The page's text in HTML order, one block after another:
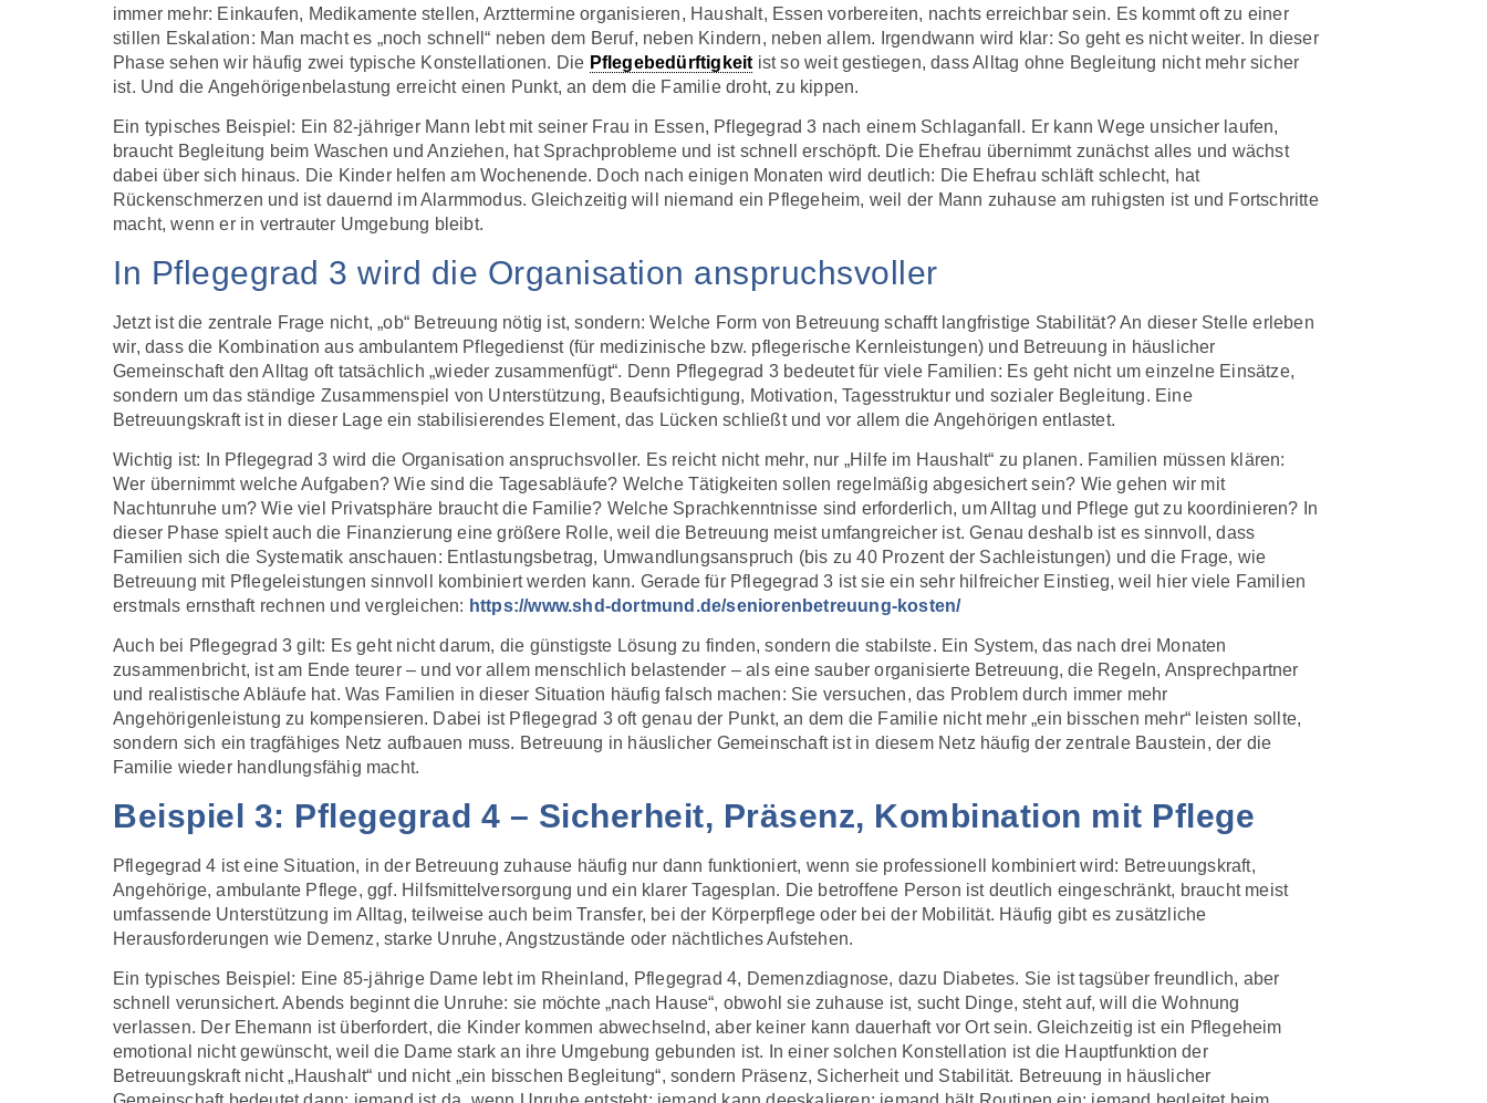
immer mehr: Einkaufen, Medikamente stellen, Arzttermine organisieren, Haushalt, Essen vorbereiten, nachts erreichbar sein. Es kommt oft zu einer
stillen Eskalation: Man macht es „noch schnell“ neben dem Beruf, neben Kindern, neben allem. Irgendwann wird klar: So geht es nicht weiter. In dieser
Phase sehen wir häufig zwei typische Konstellationen. Die Pflegebedürftigkeit ist so weit gestiegen, dass Alltag ohne Begleitung nicht mehr sicher
ist. Und die Angehörigenbelastung erreicht einen Punkt, an dem die Familie droht, zu kippen.
Ein typisches Beispiel: Ein 82-jähriger Mann lebt mit seiner Frau in Essen, Pflegegrad 3 nach einem Schlaganfall. Er kann Wege unsicher laufen,
braucht Begleitung beim Waschen und Anziehen, hat Sprachprobleme und ist schnell erschöpft. Die Ehefrau übernimmt zunächst alles und wächst
dabei über sich hinaus. Die Kinder helfen am Wochenende. Doch nach einigen Monaten wird deutlich: Die Ehefrau schläft schlecht, hat
Rückenschmerzen und ist dauernd im Alarmmodus. Gleichzeitig will niemand ein Pflegeheim, weil der Mann zuhause am ruhigsten ist und Fortschritte
macht, wenn er in vertrauter Umgebung bleibt.
In Pflegegrad 3 wird die Organisation anspruchsvoller
Jetzt ist die zentrale Frage nicht, „ob“ Betreuung nötig ist, sondern: Welche Form von Betreuung schafft langfristige Stabilität? An dieser Stelle erleben
wir, dass die Kombination aus ambulantem Pflegedienst (für medizinische bzw. pflegerische Kernleistungen) und Betreuung in häuslicher
Gemeinschaft den Alltag oft tatsächlich „wieder zusammenfügt“. Denn Pflegegrad 3 bedeutet für viele Familien: Es geht nicht um einzelne Einsätze,
sondern um das ständige Zusammenspiel von Unterstützung, Beaufsichtigung, Motivation, Tagesstruktur und sozialer Begleitung. Eine
Betreuungskraft ist in dieser Lage ein stabilisierendes Element, das Lücken schließt und vor allem die Angehörigen entlastet.
Wichtig ist: In Pflegegrad 3 wird die Organisation anspruchsvoller. Es reicht nicht mehr, nur „Hilfe im Haushalt“ zu planen. Familien müssen klären:
Wer übernimmt welche Aufgaben? Wie sind die Tagesabläufe? Welche Tätigkeiten sollen regelmäßig abgesichert sein? Wie gehen wir mit
Nachtunruhe um? Wie viel Privatsphäre braucht die Familie? Welche Sprachkenntnisse sind erforderlich, um Alltag und Pflege gut zu koordinieren? In
dieser Phase spielt auch die Finanzierung eine größere Rolle, weil die Betreuung meist umfangreicher ist. Genau deshalb ist es sinnvoll, dass
Familien sich die Systematik anschauen: Entlastungsbetrag, Umwandlungsanspruch (bis zu 40 Prozent der Sachleistungen) und die Frage, wie
Betreuung mit Pflegeleistungen sinnvoll kombiniert werden kann. Gerade für Pflegegrad 3 ist sie ein sehr hilfreicher Einstieg, weil hier viele Familien
erstmals ernsthaft rechnen und vergleichen: https://www.shd-dortmund.de/seniorenbetreuung-kosten/
Auch bei Pflegegrad 3 gilt: Es geht nicht darum, die günstigste Lösung zu finden, sondern die stabilste. Ein System, das nach drei Monaten
zusammenbricht, ist am Ende teurer – und vor allem menschlich belastender – als eine sauber organisierte Betreuung, die Regeln, Ansprechpartner
und realistische Abläufe hat. Was Familien in dieser Situation häufig falsch machen: Sie versuchen, das Problem durch immer mehr
Angehörigenleistung zu kompensieren. Dabei ist Pflegegrad 3 oft genau der Punkt, an dem die Familie nicht mehr „ein bisschen mehr“ leisten sollte,
sondern sich ein tragfähiges Netz aufbauen muss. Betreuung in häuslicher Gemeinschaft ist in diesem Netz häufig der zentrale Baustein, der die
Familie wieder handlungsfähig macht.
Beispiel 3: Pflegegrad 4 – Sicherheit, Präsenz, Kombination mit Pflege
Pflegegrad 4 ist eine Situation, in der Betreuung zuhause häufig nur dann funktioniert, wenn sie professionell kombiniert wird: Betreuungskraft,
Angehörige, ambulante Pflege, ggf. Hilfsmittelversorgung und ein klarer Tagesplan. Die betroffene Person ist deutlich eingeschränkt, braucht meist
umfassende Unterstützung im Alltag, teilweise auch beim Transfer, bei der Körperpflege oder bei der Mobilität. Häufig gibt es zusätzliche
Herausforderungen wie Demenz, starke Unruhe, Angstzustände oder nächtliches Aufstehen.
Ein typisches Beispiel: Eine 85-jährige Dame lebt im Rheinland, Pflegegrad 4, Demenzdiagnose, dazu Diabetes. Sie ist tagsüber freundlich, aber
schnell verunsichert. Abends beginnt die Unruhe: sie möchte „nach Hause“, obwohl sie zuhause ist, sucht Dinge, steht auf, will die Wohnung
verlassen. Der Ehemann ist überfordert, die Kinder kommen abwechselnd, aber keiner kann dauerhaft vor Ort sein. Gleichzeitig ist ein Pflegeheim
emotional nicht gewünscht, weil die Dame stark an ihre Umgebung gebunden ist. In einer solchen Konstellation ist die Hauptfunktion der
Betreuungskraft nicht „Haushalt“ und nicht „ein bisschen Begleitung“, sondern Präsenz, Sicherheit und Stabilität. Betreuung in häuslicher